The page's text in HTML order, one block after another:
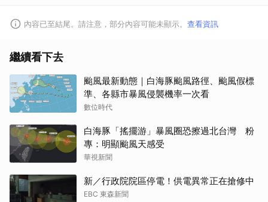
內容已至結尾。請注意，部分內容可能未顯示。 查看資訊
繼續看下去
颱風最新動態｜白海豚颱風路徑、颱風假標
準、各縣市暴風侵襲機率一次看
數位時代
白海豚「搖擺游」暴風圈恐擦過北台灣 粉
專：明顯颱風天感受
華視新聞
新／行政院院區停電！供電異常正在搶修中
EBC 東森新聞